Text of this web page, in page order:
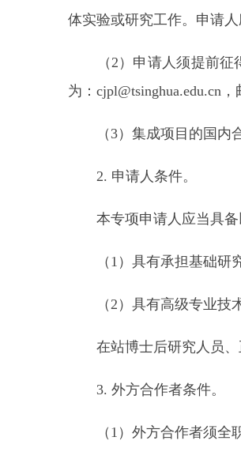
体实验或研究工作。申请
（2）申请人须提前征得
为：cjpl@tsinghua.edu.cn
（3）集成项目的国内合
2. 申请人条件。
本专项申请人应当具备
（1）具有承担基础研究
（2）具有高级专业技术
在站博士后研究人员、
3. 外方合作者条件。
（1）外方合作者须全职